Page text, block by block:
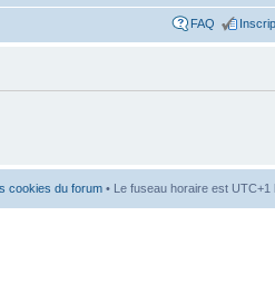
FAQ
cookies du forum • Le fuseau horaire est UTC+1